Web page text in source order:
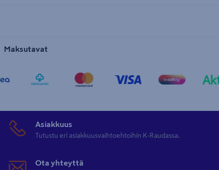
Maksutavat
Asiakkuus
Tutustu eri asiakkuusvaihtoehtoihin K-Raudassa.
Ota yhteyttä